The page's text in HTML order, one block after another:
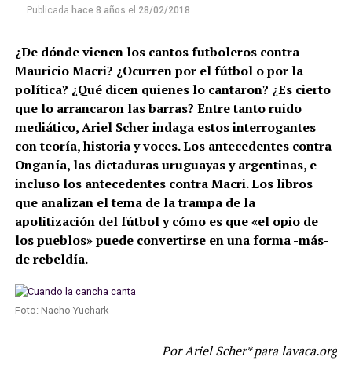
Publicada hace 8 años el 28/02/2018
¿De dónde vienen los cantos futboleros contra
Mauricio Macri? ¿Ocurren por el fútbol o por la
política? ¿Qué dicen quienes lo cantaron? ¿Es cierto
que lo arrancaron las barras? Entre tanto ruido
mediático, Ariel Scher indaga estos interrogantes
con teoría, historia y voces. Los antecedentes contra
Onganía, las dictaduras uruguayas y argentinas, e
incluso los antecedentes contra Macri. Los libros
que analizan el tema de la trampa de la
apolitización del fútbol y cómo es que «el opio de
los pueblos» puede convertirse en una forma -más-
de rebeldía.
Foto: Nacho Yuchark
Por Ariel Scher* para lavaca.org